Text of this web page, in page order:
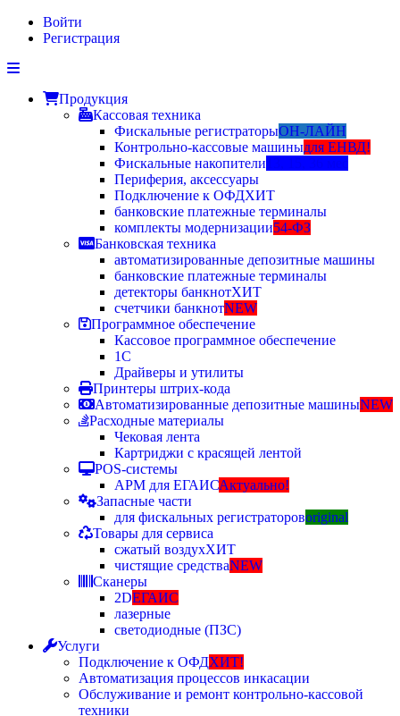
Войти
Регистрация
Продукция
Кассовая техника
Фискальные регистраторыОН-ЛАЙН
Контрольно-кассовые машиныдля ЕНВД!
Фискальные накопители
Периферия, аксессуары
Подключение к ОФДХИТ
банковские платежные терминалы
комплекты модернизации54-ФЗ
Банковская техника
автоматизированные депозитные машины
банковские платежные терминалы
детекторы банкнотХИТ
счетчики банкнотNEW
Программное обеспечение
Кассовое программное обеспечение
1С
Драйверы и утилиты
Принтеры штрих-кода
Автоматизированные депозитные машиныNEW
Расходные материалы
Чековая лента
Картриджи с красящей лентой
POS-системы
АРМ для ЕГАИСАктуально!
Запасные части
для фискальных регистраторовoriginal
Товары для сервиса
сжатый воздухХИТ
чистящие средстваNEW
Сканеры
2DЕГАИС
лазерные
светодиодные (ПЗС)
Услуги
Подключение к ОФДХИТ!
Автоматизация процессов инкасации
Обслуживание и ремонт контрольно-кассовой
техники